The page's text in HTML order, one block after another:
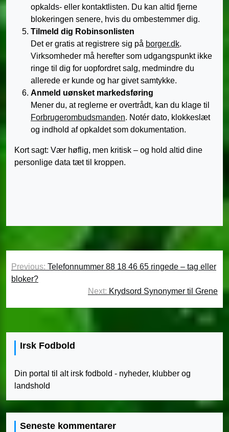
opkalds- eller kontaktlisten. Du kan altid fjerne
blokeringen senere, hvis du ombestemmer dig.
Tilmeld dig Robinsonlisten
Det er gratis at registrere sig på borger.dk.
Virksomheder må herefter som udgangspunkt ikke
ringe til dig for uopfordret salg, medmindre du
allerede er kunde og har givet samtykke.
Anmeld uønsket markedsføring
Mener du, at reglerne er overtrådt, kan du klage til
Forbrugerombudsmanden. Notér dato, klokkeslæt
og indhold af opkaldet som dokumentation.
Kort sagt: Vær høflig, men kritisk – og hold altid dine
personlige data tæt til kroppen.
Indlægsnavigation
Previous: Telefonnummer 88 18 46 65 ringede – tag eller
bloker?
Next: Krydsord Synonymer til Grene
Irsk Fodbold
Din portal til alt irsk fodbold - nyheder, klubber og
landshold
Seneste kommentarer